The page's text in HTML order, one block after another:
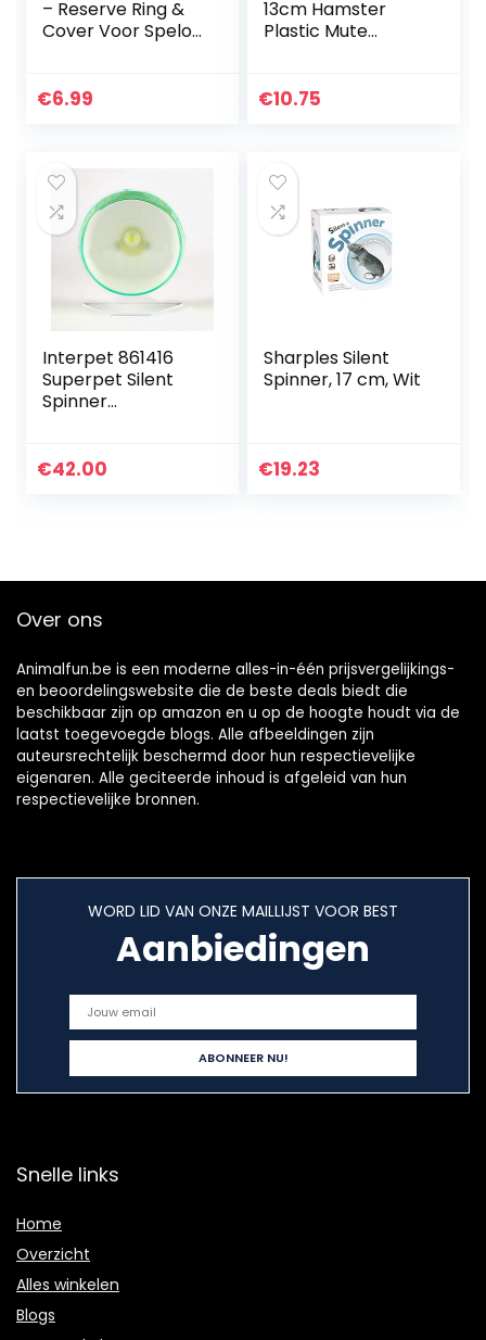
– Reserve Ring &
Cover Voor Spelos
€6.99
13cm Hamster
Plastic Mute
Jogging Oefenwiel
€10.75
Interpet 861416
Superpet Silent
Spinner
cm, diverse
€42.00
Sharples Silent
Spinner, 17 cm, Wit
€19.23
Over ons
Animalfun.be is een moderne alles-in-één prijsvergelijkings-
en beoordelingswebsite die de beste deals biedt die
beschikbaar zijn op amazon en u op de hoogte houdt via de
laatst toegevoegde blogs. Alle afbeeldingen zijn
auteursrechtelijk beschermd door hun respectievelijke
eigenaren. Alle geciteerde inhoud is afgeleid van hun
respectievelijke bronnen.
WORD LID VAN ONZE MAILLIJST VOOR BEST
Aanbiedingen
Snelle links
Home
Overzicht
Alles winkelen
Blogs